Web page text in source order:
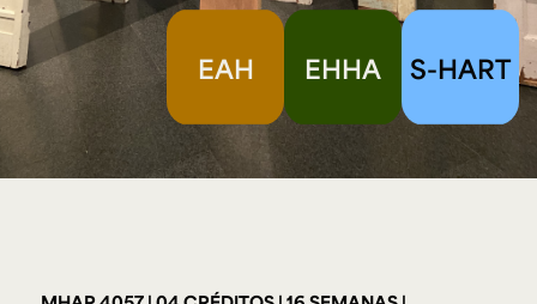
Configuración de cookies
Ext. 2626
Posgrados
Continua
Ext. 4795
EAH EHHA S-HART